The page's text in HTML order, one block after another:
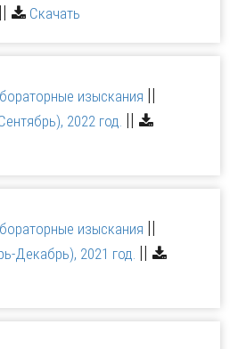
|| Скачать
изыскания ||
2022 год. ||
изыскания ||
Декабрь), 2021 год. ||